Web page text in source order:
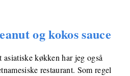
og kokos sauce
køkken har jeg også
restaurant. Som regel